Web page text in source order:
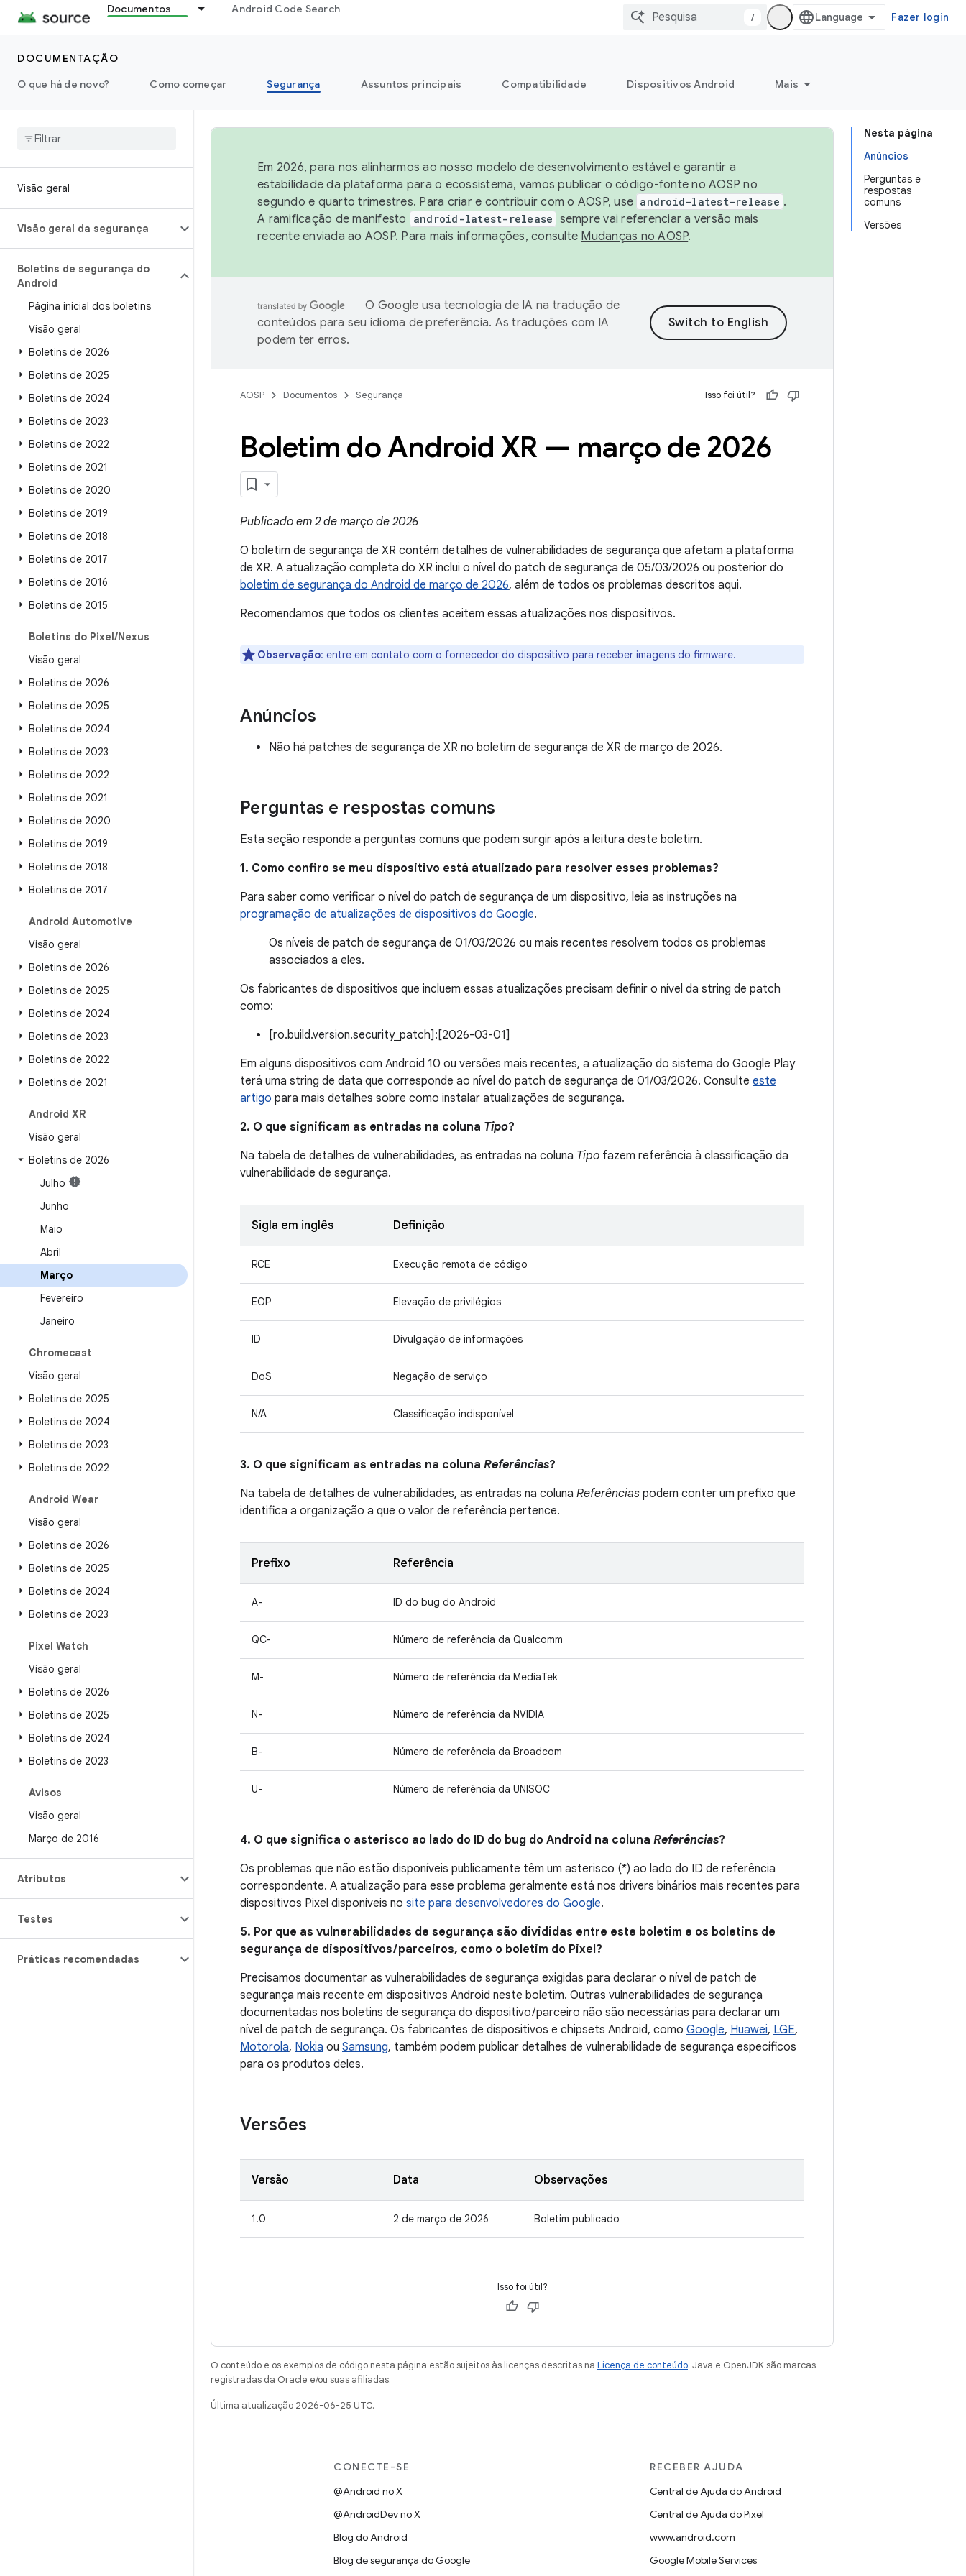
Documentos Android Code Search
/ Fazer login
DOCUMENTAÇÃO
O que há de novo?
Como começar Segurança Assuntos principais Compatibilidade Dispositivos Android Mais
Visão geral
Visão geral da segurança
Boletins de segurança do
Android
Página inicial dos boletins
Visão geral
Boletins de 2026
Boletins de 2025
Boletins de 2024
Boletins de 2023
Boletins de 2022
Boletins de 2021
Boletins de 2020
Boletins de 2019
Boletins de 2018
Boletins de 2017
Boletins de 2016
Boletins de 2015
Boletins do Pixel/Nexus
Visão geral
Boletins de 2026
Boletins de 2025
Boletins de 2024
Boletins de 2023
Boletins de 2022
Boletins de 2021
Boletins de 2020
Boletins de 2019
Boletins de 2018
Boletins de 2017
Android Automotive
Visão geral
Boletins de 2026
Boletins de 2025
Boletins de 2024
Boletins de 2023
Boletins de 2022
Boletins de 2021
Android XR
Visão geral
Boletins de 2026
Julho
Junho
Maio
Abril
Março
Fevereiro
Janeiro
Chromecast
Visão geral
Boletins de 2025
Boletins de 2024
Boletins de 2023
Boletins de 2022
Android Wear
Visão geral
Boletins de 2026
Boletins de 2025
Boletins de 2024
Boletins de 2023
Pixel Watch
Visão geral
Boletins de 2026
Boletins de 2025
Boletins de 2024
Boletins de 2023
Avisos
Visão geral
Março de 2016
Atributos
Testes
Práticas recomendadas
Nesta página
Anúncios
Perguntas e
respostas
comuns
Versões
Em 2026, para nos alinharmos ao nosso modelo de desenvolvimento estável e garantir a
estabilidade da plataforma para o ecossistema, vamos publicar o código-fonte no AOSP no
segundo e quarto trimestres. Para criar e contribuir com o AOSP, use android-latest-release .
A ramificação de manifesto
android-latest-release sempre vai referenciar a versão mais
recente enviada ao AOSP. Para mais informações, consulte Mudanças no AOSP.
O Google usa tecnologia de IA na tradução de
conteúdos para seu idioma de preferência. As traduções com IA
podem ter erros.
AOSP Documentos Segurança Isso foi útil?
Boletim do Android XR — março de 2026
Publicado em 2 de março de 2026
O boletim de segurança de XR contém detalhes de vulnerabilidades de segurança que afetam a plataforma
de XR. A atualização completa do XR inclui o nível do patch de segurança de 05/03/2026 ou posterior do
boletim de segurança do Android de março de 2026, além de todos os problemas descritos aqui.
Recomendamos que todos os clientes aceitem essas atualizações nos dispositivos.
Observação: entre em contato com o fornecedor do dispositivo para receber imagens do firmware.
Anúncios
Não há patches de segurança de XR no boletim de segurança de XR de março de 2026.
Perguntas e respostas comuns
Esta seção responde a perguntas comuns que podem surgir após a leitura deste boletim.
1. Como confiro se meu dispositivo está atualizado para resolver esses problemas?
Para saber como verificar o nível do patch de segurança de um dispositivo, leia as instruções na
programação de atualizações de dispositivos do Google.
Os níveis de patch de segurança de 01/03/2026 ou mais recentes resolvem todos os problemas
associados a eles.
Os fabricantes de dispositivos que incluem essas atualizações precisam definir o nível da string de patch
como:
[ro.build.version.security_patch]:[2026-03-01]
Em alguns dispositivos com Android 10 ou versões mais recentes, a atualização do sistema do Google Play
terá uma string de data que corresponde ao nível do patch de segurança de 01/03/2026. Consulte este
artigo para mais detalhes sobre como instalar atualizações de segurança.
2. O que significam as entradas na coluna Tipo?
Na tabela de detalhes de vulnerabilidades, as entradas na coluna Tipo fazem referência à classificação da
vulnerabilidade de segurança.
Sigla em inglês Definição
RCE Execução remota de código
EOP Elevação de privilégios
ID Divulgação de informações
DoS Negação de serviço
N/A Classificação indisponível
3. O que significam as entradas na coluna Referências?
Na tabela de detalhes de vulnerabilidades, as entradas na coluna Referências podem conter um prefixo que
identifica a organização a que o valor de referência pertence.
Prefixo Referência
A- ID do bug do Android
QC- Número de referência da Qualcomm
M- Número de referência da MediaTek
N- Número de referência da NVIDIA
B- Número de referência da Broadcom
U- Número de referência da UNISOC
4. O que significa o asterisco ao lado do ID do bug do Android na coluna Referências?
Os problemas que não estão disponíveis publicamente têm um asterisco (*) ao lado do ID de referência
correspondente. A atualização para esse problema geralmente está nos drivers binários mais recentes para
dispositivos Pixel disponíveis no site para desenvolvedores do Google.
5. Por que as vulnerabilidades de segurança são divididas entre este boletim e os boletins de
segurança de dispositivos / parceiros, como o boletim do Pixel?
Precisamos documentar as vulnerabilidades de segurança exigidas para declarar o nível de patch de
segurança mais recente em dispositivos Android neste boletim. Outras vulnerabilidades de segurança
documentadas nos boletins de segurança do dispositivo / parceiro não são necessárias para declarar um
nível de patch de segurança. Os fabricantes de dispositivos e chipsets Android, como Google, Huawei, LGE,
Motorola, Nokia ou Samsung, também podem publicar detalhes de vulnerabilidade de segurança específicos
para os produtos deles.
Versões
Versão Data Observações
1.0 2 de março de 2026 Boletim publicado
Isso foi útil?
O conteúdo e os exemplos de código nesta página estão sujeitos às licenças descritas na Licença de conteúdo. Java e OpenJDK são marcas
registradas da Oracle e/ou suas afiliadas.
Última atualização 2026-06-25 UTC.
CONECTE-SE
@Android no X
@AndroidDev no X
Blog do Android
Blog de segurança do Google
RECEBER AJUDA
Central de Ajuda do Android
Central de Ajuda do Pixel
www.android.com
Google Mobile Services